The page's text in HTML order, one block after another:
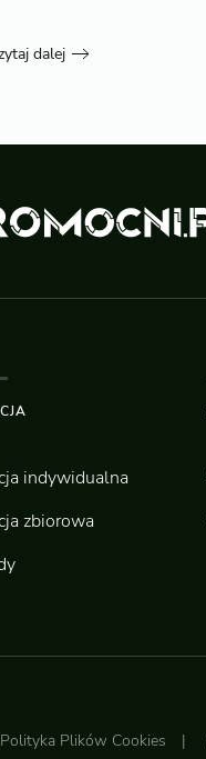
dalej
indywidualna
zbiorowa
Polityka Plików Cookies |